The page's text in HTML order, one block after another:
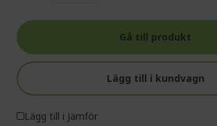
Gå till produkt
Lägg till i kundvagn
Lägg till i Jämför